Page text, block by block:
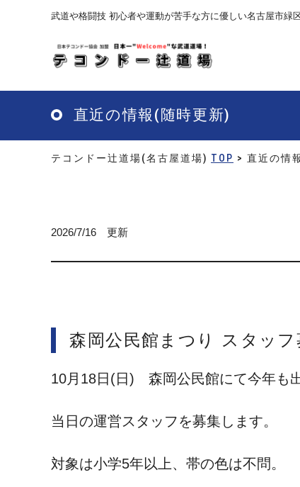
武道や格闘技 初心者や運動が苦手な方に優しい名古屋市緑
直近の情報(随時更新)
テコンドー辻道場(名古屋道場) TOP > 直近の情
2026/7/16 更新
森岡公民館まつり スタッフ
10月18日(日) 森岡公民館にて今年も
当日の運営スタッフを募集します。
対象は小学5年以上、帯の色は不問。